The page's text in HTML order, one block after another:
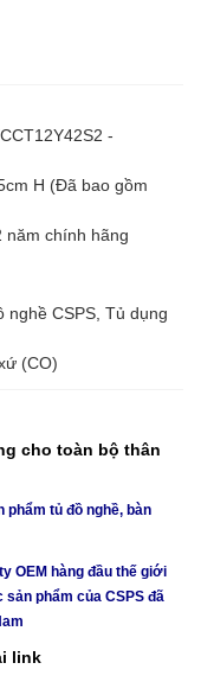
-
H (Đã bao gồm
năm chính hãng
nghề CSPS, Tủ dụng
(CO)
cho toàn bộ thân
phẩm tủ đồ nghề, bàn
OEM hàng đầu thế giới
phẩm của CSPS đã
link